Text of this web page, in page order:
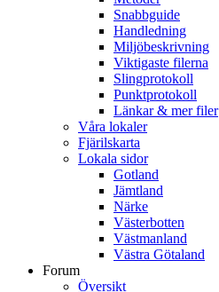
Snabbguide
Handledning
Miljöbeskrivning
Viktigaste filerna
Slingprotokoll
Punktprotokoll
Länkar & mer filer
Våra lokaler
Fjärilskarta
Lokala sidor
Gotland
Jämtland
Närke
Västerbotten
Västmanland
Västra Götaland
Forum
Översikt